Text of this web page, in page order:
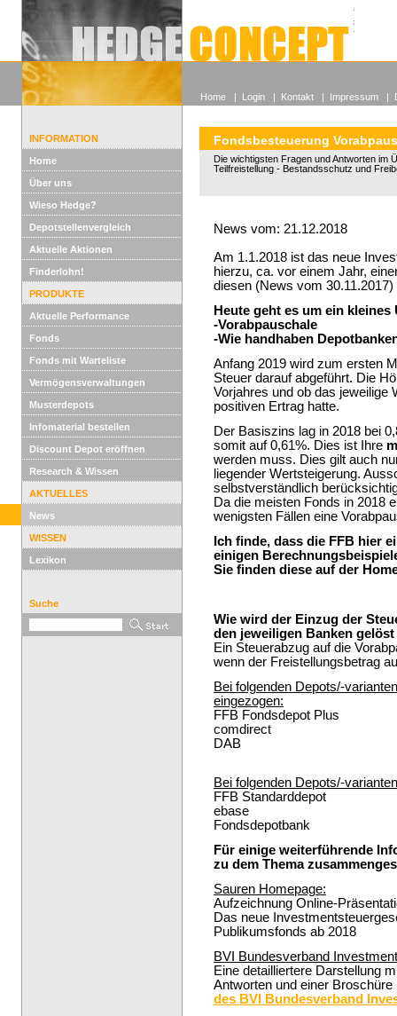
Alle
Wieso
INFORMATION
Home
Über uns
Wieso Hedge?
Depotstellenvergleich
Aktuelle Aktionen
Finderlohn!
PRODUKTE
Aktuelle Performance
Fonds
Fonds mit Warteliste
Vermögensverwaltungen
Musterdepots
Infomaterial bestellen
Discount Depot eröffnen
Research & Wissen
AKTUELLES
News
WISSEN
Lexikon
Suche
Fondsbesteuerung
Die wichtigsten Fragen und Antworten im
Teilfreistellung - Bestandsschutz und
News vom: 21.12.2018
Am 1.1.2018 ist das neue
hierzu, ca. vor einem Jahr,
diesen (News vom
Heute geht es um ein kleines
-Vorabpauschale
-Wie handhaben
Anfang 2019 wird zum ersten
Steuer darauf abgeführt. Die
Vorjahres und ob das jeweilige
positiven Ertrag hatte.
Der Basiszins lag in 2018 bei
somit auf 0,61%. Dies ist Ihre
werden muss. Dies gilt auch
liegender Wertsteigerung.
selbstverständlich
Da die meisten Fonds in 2018
wenigsten Fällen eine
Ich finde, dass die FFB hier
einigen
Sie finden diese auf der
Wie wird der Einzug der
den jeweiligen Banken gelöst
Ein Steuerabzug auf die
wenn der Freistellungsbetrag
Bei folgenden Depots/-
eingezogen:
FFB Fondsdepot Plus
comdirect
DAB
Bei folgenden Depots/-
FFB Standarddepot
ebase
Fondsdepotbank
Für einige weiterführende
zu dem Thema
Sauren Homepage:
Aufzeichnung Online-
Das neue
Publikumsfonds ab 2018
BVI Bundesverband
Eine detailliertere Darstellung
Antworten und einer
des BVI Bundesverband
Home | Login | Kontakt | Impressum |